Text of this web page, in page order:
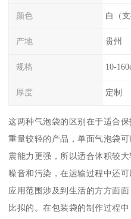
颜色 白（支
产地 贵州
规格 10-
厚度 定制
这两种气泡袋的区别在于适合
重量较轻的产品，单面气泡袋
震能力更强，所以适合体积较
噪音和污染，在运输过程中还
应用范围涉及到生活的方方面
比拟的。在包装袋的制作过程